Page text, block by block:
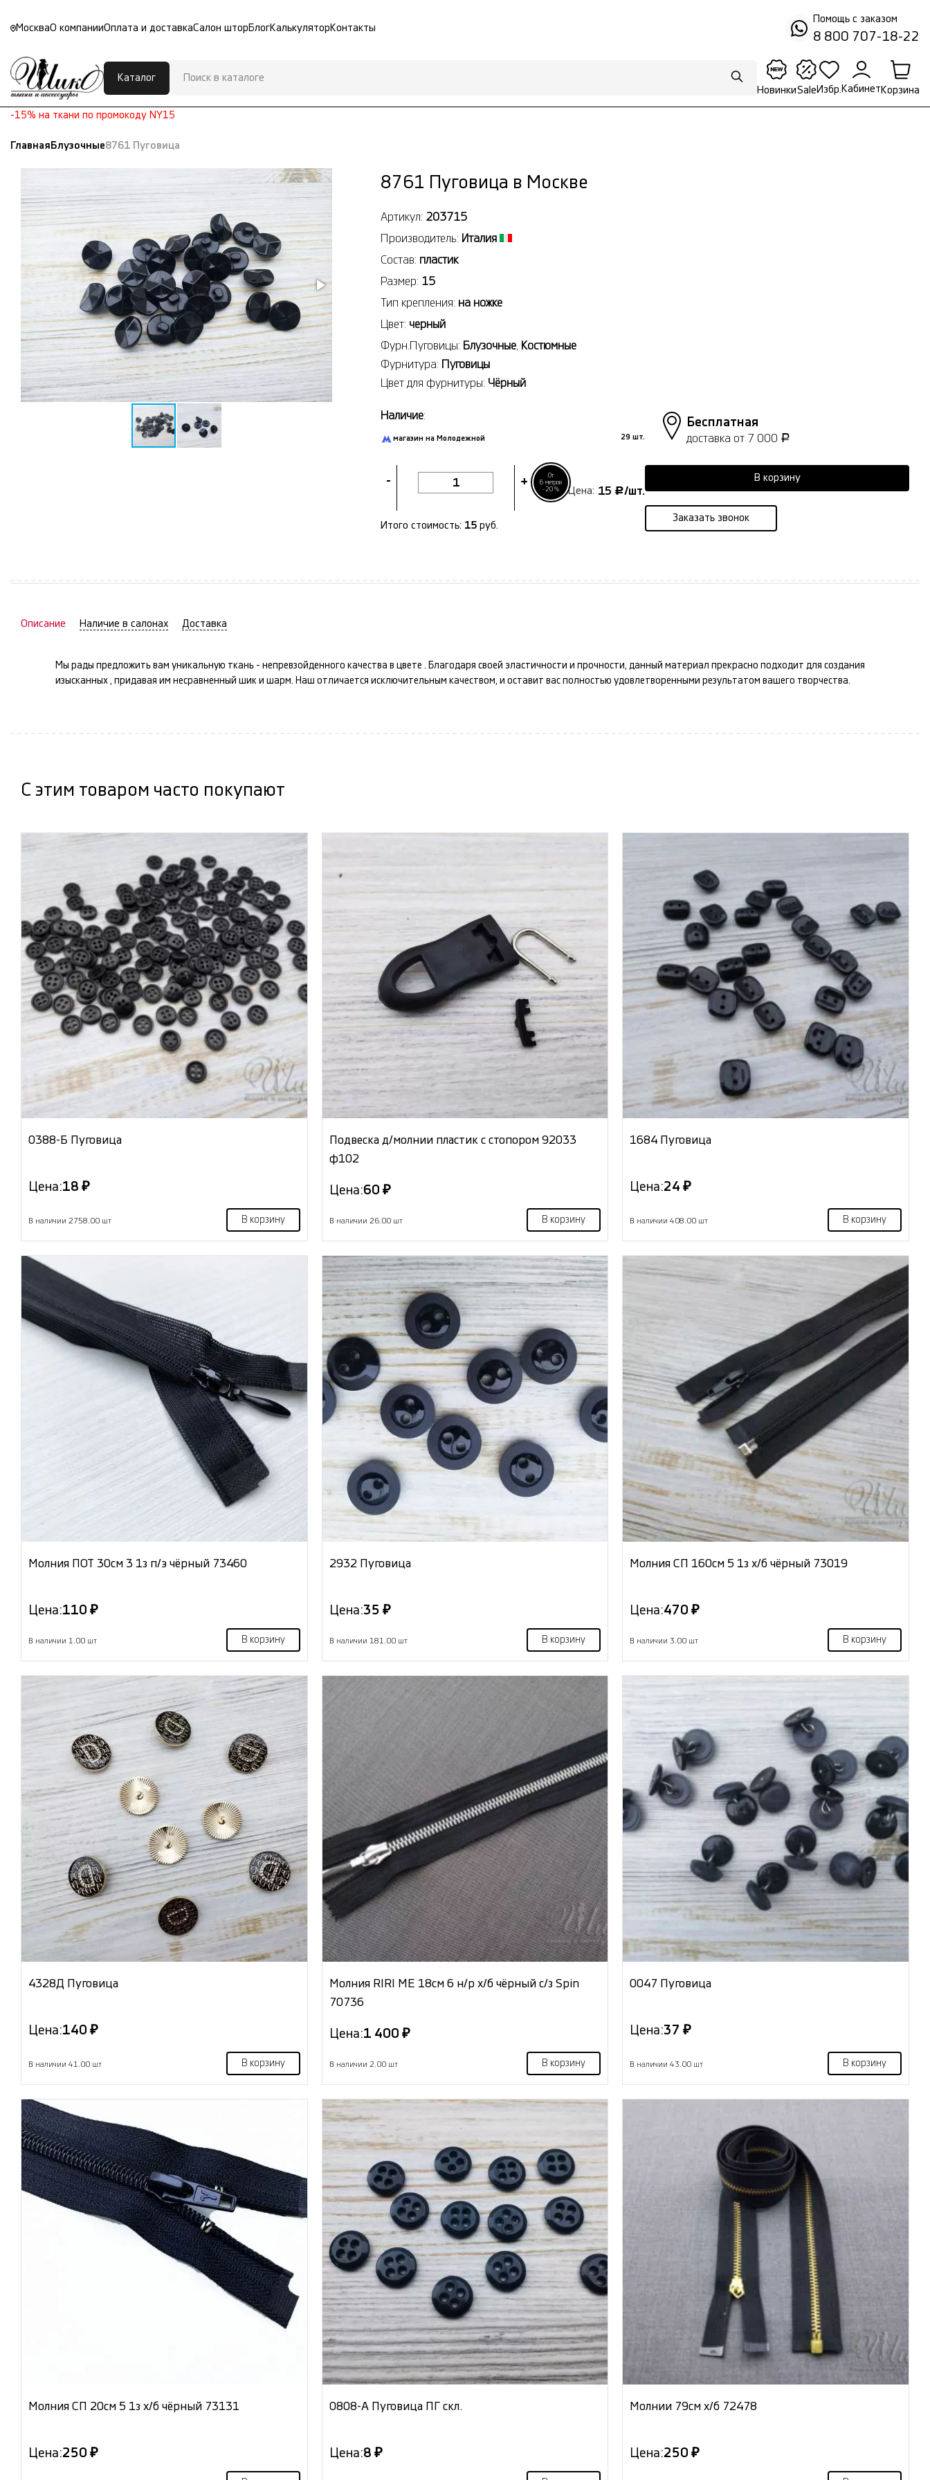
МоскваО компанииОплата и доставкаСалон штор БлогКалькулятор Контакты
Помощь с заказом
8 800 707-18-22
Каталог
НовинкиSale Избр. Кабинет Корзина
-15% на ткани по промокоду NY15
Главная Блузочные8761 Пуговица
8761 Пуговица в Москве
Артикул: 203715
Производитель: Италия
Состав: пластик
Размер: 15
Тип крепления: на ножке
Цвет: черный
Фурн.Пуговицы: Блузочные Костюмные
Фурнитура: Пуговицы
Цвет для фурнитуры: Чёрный
Наличие:
магазин на Молодежной 29 шт.
Бесплатная
доставка от 7 000 Р
- +
От
6 метров
-20%
Цена: 15 Р/шт.
Итого стоимость: 15 руб.
В корзину
Заказать звонок
Описание Наличие в салонах Доставка
Мы рады предложить вам уникальную ткань - непревзойденного качества в цвете . Благодаря своей эластичности и прочности, данный материал прекрасно подходит для создания
изысканных , придавая им несравненный шик и шарм. Наш отличается исключительным качеством, и оставит вас полностью удовлетворенными результатом вашего творчества.
С этим товаром часто покупают
0388-Б Пуговица
Цена:18 ₽
В наличии 2758.00 шт В корзину
Подвеска д/молнии пластик с стопором 92033
ф102
Цена:60 ₽
В наличии 26.00 шт В корзину
1684 Пуговица
Цена:24 ₽
В наличии 408.00 шт В корзину
Молния ПОТ 30см 3 1з п/э чёрный 73460
Цена:110 ₽
В наличии 1.00 шт В корзину
2932 Пуговица
Цена:35 ₽
В наличии 181.00 шт В корзину
Молния СП 160см 5 1з х/б чёрный 73019
Цена:470 ₽
В наличии 3.00 шт В корзину
4328Д Пуговица
Цена:140 ₽
В наличии 41.00 шт В корзину
Молния RIRI МЕ 18см 6 н/р х/б чёрный с/з Spin
70736
Цена:1 400 ₽
В наличии 2.00 шт В корзину
0047 Пуговица
Цена:37 ₽
В наличии 43.00 шт В корзину
Молния СП 20см 5 1з х/б чёрный 73131
Цена:250 ₽
0808-А Пуговица ПГ скл.
Цена:8 ₽
Молнии 79см х/б 72478
Цена:250 ₽